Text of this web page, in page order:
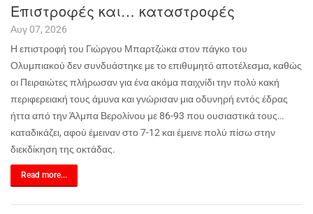
Επιστροφές και… καταστροφές
Αυγ 07, 2026
Η επιστροφή του Γιώργου Μπαρτζώκα στον πάγκο του
Ολυμπιακού δεν συνδυάστηκε με το επιθυμητό αποτέλεσμα, καθώς
οι Πειραιώτες πλήρωσαν για ένα ακόμα παιχνίδι την πολύ κακή
περιφερειακή τους άμυνα και γνώρισαν μια οδυνηρή εντός έδρας
ήττα από την Άλμπα Βερολίνου με 86-93 που ουσιαστικά τους…
καταδικάζει, αφού έμειναν στο 7-12 και έμεινε πολύ πίσω στην
διεκδίκηση της οκτάδας.
Read more...